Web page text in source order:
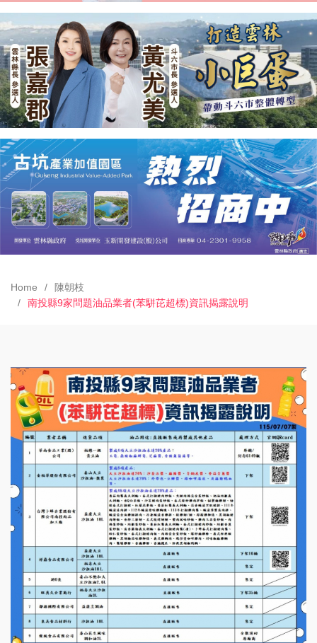
Home
陳朝枝
南投縣9家問題油品業者(苯駢芘超標)資訊揭露說明